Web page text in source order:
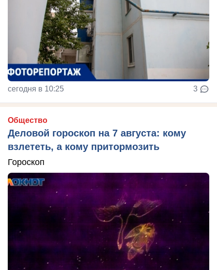
сегодня в 10:25 3
Общество
Деловой гороскоп на 7 августа: кому
взлететь, а кому притормозить
Гороскоп